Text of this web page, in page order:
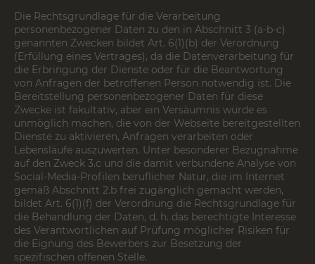
Die Rechtsgrundlage für die Verarbeitung
personenbezogener Daten zu den in Abschnitt 3 (a-b-c)
genannten Zwecken bildet Art. 6(1)(b) der Verordnung
(Erfüllung eines Vertrages), da die Datenverarbeitung für
die Erbringung der Dienste oder für die Beantwortung
von Anfragen der betroffenen Person notwendig ist. Die
Bereitstellung personenbezogener Daten für diese
Zwecke ist fakultativ, aber ein Versäumnis würde es
unmöglich machen, die von der Webseite bereitgestellten
Dienste zu aktivieren, Anfragen verarbeiten oder
Lebensläufe auszuwerten. Unter besonderer Bezugnahme
auf den Zweck 3.c und die damit verbundene Analyse von
Social-Media-Profilen beruflicher Natur, die im Internet
gemäß Abschnitt 2.b frei zugänglich gemacht werden,
bildet Art. 6(1)(f) der Verordnung die Rechtsgrundlage für
die Behandlung der Daten, d. h. das berechtigte Interesse
des Verantwortlichen auf Prüfung möglicher Risiken für
die Eignung des Bewerbers zur Besetzung der
spezifischen offenen Stelle.